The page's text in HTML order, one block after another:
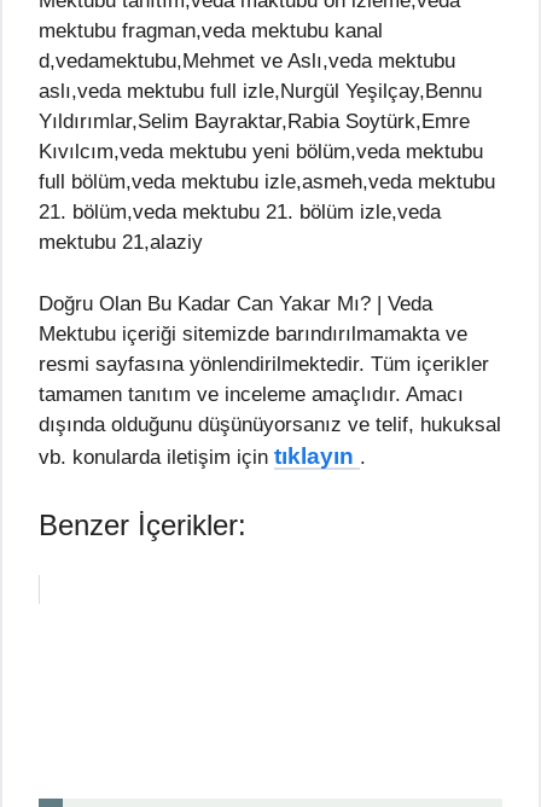
mektubu fragman,veda mektubu kanal
d,vedamektubu,Mehmet ve Aslı,veda mektubu
aslı,veda mektubu full izle,Nurgül Yeşilçay,Bennu
Yıldırımlar,Selim Bayraktar,Rabia Soytürk,Emre
Kıvılcım,veda mektubu yeni bölüm,veda mektubu
full bölüm,veda mektubu izle,asmeh,veda mektubu
21. bölüm,veda mektubu 21. bölüm izle,veda
mektubu 21,alaziy
Doğru Olan Bu Kadar Can Yakar Mı? | Veda
Mektubu içeriği sitemizde barındırılmamakta ve
resmi sayfasına yönlendirilmektedir. Tüm içerikler
tamamen tanıtım ve inceleme amaçlıdır. Amacı
dışında olduğunu düşünüyorsanız ve telif, hukuksal
vb. konularda iletişim için tıklayın .
Benzer İçerikler: